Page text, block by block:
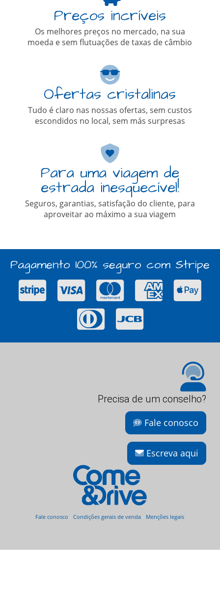
Preços incríveis
Os melhores preços no mercado, na sua
moeda e sem flutuações de taxas de câmbio
Ofertas cristalinas
Tudo é claro nas nossas ofertas, sem custos
escondidos no local, sem más surpresas
Para uma viagem de
estrada inesquecível!
Seguros, garantias, satisfação do cliente, para
aproveitar ao máximo a sua viagem
Pagamento 100% seguro com Stripe
Precisa de um conselho?
Fale conosco
Escreva aqui
Fale conosco -Condições gerais de venda Menções legais